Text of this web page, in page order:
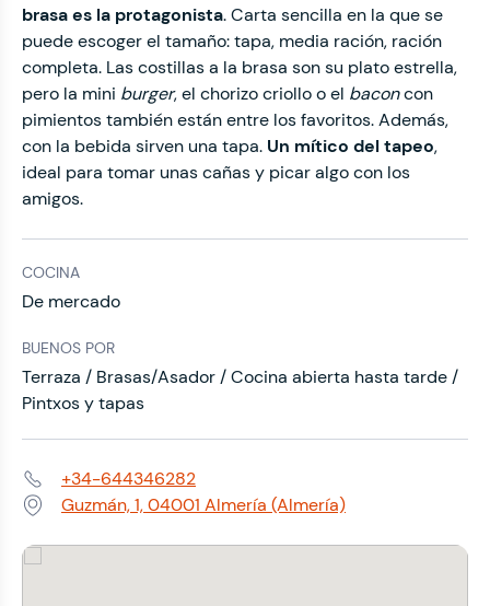
brasa es la protagonista. Carta sencilla en la que se
puede escoger el tamaño: tapa, media ración, ración
completa. Las costillas a la brasa son su plato estrella,
pero la mini burger, el chorizo criollo o el baconcon
pimientos también están entre los favoritos. Además,
con la bebida sirven una tapa. Un mítico del tapeo,
ideal para tomar unas cañas y picar algo con los
amigos.
COCINA
De mercado
BUENOS POR
Terraza / Brasas/Asador / Cocina abierta hasta tarde /
Pintxos y tapas
Teléfono:+34-644346282
Dirección:Guzmán, 1, 04001 Almería (Almería)